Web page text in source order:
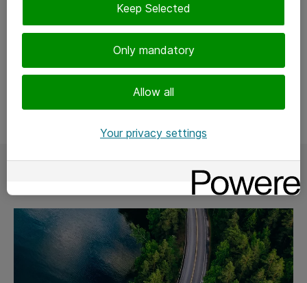
Saat raportin verkkoympäristösi tietoturvasta ja
asiantuntijamme analyysin monitoroinnin löydöksistä
sekä kehitysehdotukset verkkosi tietoturvaan,
tietoliikenteeseen ja sovellusten optimoimiseen liittyen.
Only mandatory
Allow all
Keep Selected
Your privacy settings